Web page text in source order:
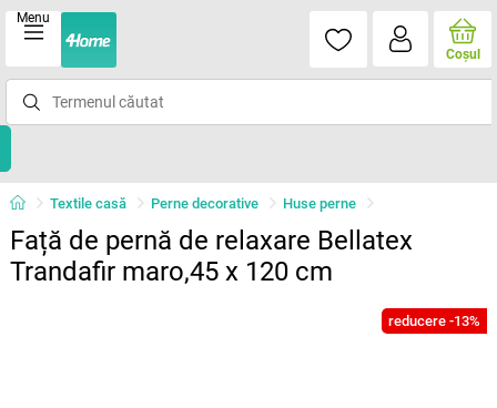
Menu
Coşul
Textile casă Perne decorative Huse perne
Față de pernă de relaxare Bellatex
Trandafir maro,45 x 120 cm
reducere -13%